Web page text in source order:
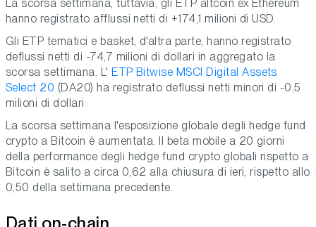
La scorsa settimana, tuttavia, gli ETP altcoin ex Ethereum
hanno registrato afflussi netti di +174,1 milioni di USD.
Gli ETP tematici e basket, d'altra parte, hanno registrato
deflussi netti di -74,7 milioni di dollari in aggregato la
scorsa settimana. L' ETP Bitwise MSCI Digital Assets
Select 20 (DA20) ha registrato deflussi netti minori di -0,5
milioni di dollari
La scorsa settimana l'esposizione globale degli hedge fund
crypto a Bitcoin è aumentata. Il beta mobile a 20 giorni
della performance degli hedge fund crypto globali rispetto a
Bitcoin è salito a circa 0,62 alla chiusura di ieri, rispetto allo
0,50 della settimana precedente.